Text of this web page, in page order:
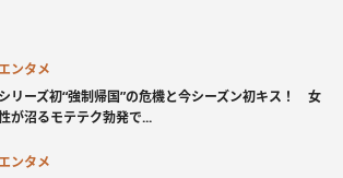
ンタメ
シリーズ初“強制帰国”の危機と今シーズン初キス！ 女
が沼るモテテク勃発で...
ンタメ